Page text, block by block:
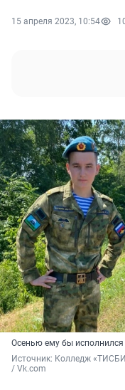
15 апреля 2023, 10:54
Осенью ему бы исполнился
Источник: Колледж
/ Vk.com